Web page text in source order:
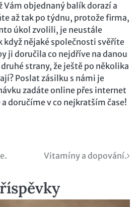
Vám objednaný balík dorazí a
až tak po týdnu, protože firma,
úkol zvolili, je neustále
když nějaké společnosti svěříte
ji doručila co nejdříve na danou
strany, že ještě po několika
Poslat zásilku s námi je
zadáte online přes internet
doručíme v co nejkratším čase!
Vitamíny a dopování.